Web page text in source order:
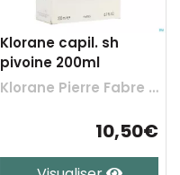
Klorane capil. sh
pivoine 200ml
Klorane Pierre Fabre Benelux
10,50€